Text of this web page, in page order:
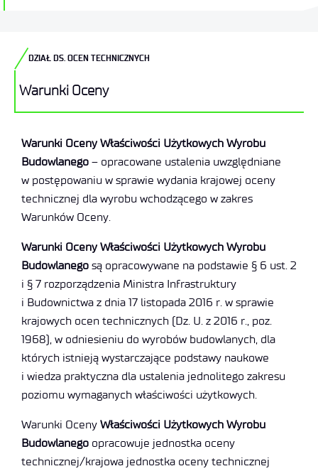
DZIAŁ DS. OCEN TECHNICZNYCH
Warunki Oceny
Warunki Oceny Właściwości Użytkowych Wyrobu
Budowlanego – opracowane ustalenia uwzględniane
w postępowaniu w sprawie wydania krajowej oceny
technicznej dla wyrobu wchodzącego w zakres
Warunków Oceny.
Warunki Oceny Właściwości Użytkowych Wyrobu
Budowlanego są opracowywane na podstawie § 6 ust. 2
i § 7 rozporządzenia Ministra Infrastruktury
i Budownictwa z dnia 17 listopada 2016 r. w sprawie
krajowych ocen technicznych (Dz. U. z 2016 r., poz.
1968), w odniesieniu do wyrobów budowlanych, dla
których istnieją wystarczające podstawy naukowe
i wiedza praktyczna dla ustalenia jednolitego zakresu
poziomu wymaganych właściwości użytkowych.
Warunki Oceny Właściwości Użytkowych Wyrobu
Budowlanego opracowuje jednostka oceny
technicznej/krajowa jednostka oceny technicznej